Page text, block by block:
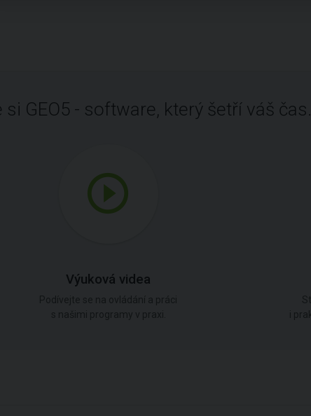
si GEO5 - software, který šetří váš čas.
Výuková videa